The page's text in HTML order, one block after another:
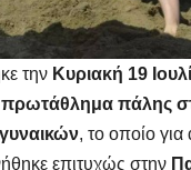
την Κυριακή 19
πρωτάθλημα πάλης
, το οποίο για
επιτυχώς στην